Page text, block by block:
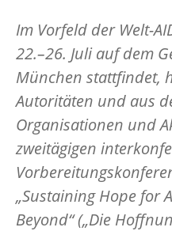
Im Vorfeld der Welt-
22.–26. Juli auf dem
München stattfindet,
Autoritäten und aus
Organisationen und
zweitägigen
„Sustaining Hope for
Beyond“ („Die